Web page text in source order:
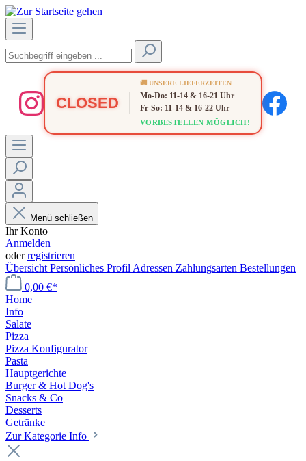
CLOSED
🚚 UNSERE LIEFERZEITEN
Mo-Do: 11-14 & 16-21 Uhr
Fr-So: 11-14 & 16-22 Uhr
VORBESTELLEN MÖGLICH!
Menü schließen
Ihr Konto
Anmelden
oderregistrieren
Übersicht Persönliches Profil Adressen Zahlungsarten Bestellungen
0,00 €*
Home
Info
Salate
Pizza
Pizza Konfigurator
Pasta
Hauptgerichte
Burger & Hot Dog's
Snacks & Co
Desserts
Getränke
Zur Kategorie Info